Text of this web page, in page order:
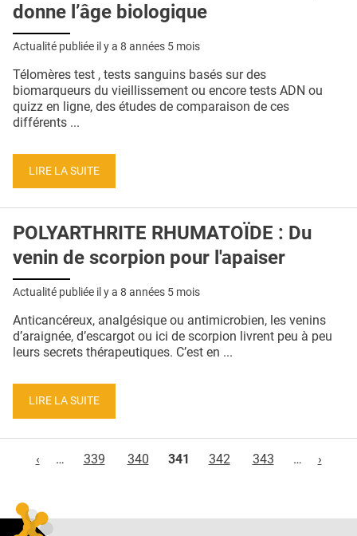
donne l’âge biologique
Actualité publiée il y a 8 années 5 mois
Télomères test , tests sanguins basés sur des
biomarqueurs du vieillissement ou encore tests ADN ou
quizz en ligne, des études de comparaison de ces
différents ...
LIRE LA SUITE
POLYARTHRITE RHUMATOÏDE : Du
venin de scorpion pour l'apaiser
Actualité publiée il y a 8 années 5 mois
Anticancéreux, analgésique ou antimicrobien, les venins
d’araignée, d’escargot ou ici de scorpion livrent peu à peu
leurs secrets thérapeutiques. C’est en ...
LIRE LA SUITE
‹
… 339 340 341 342 343 … ›